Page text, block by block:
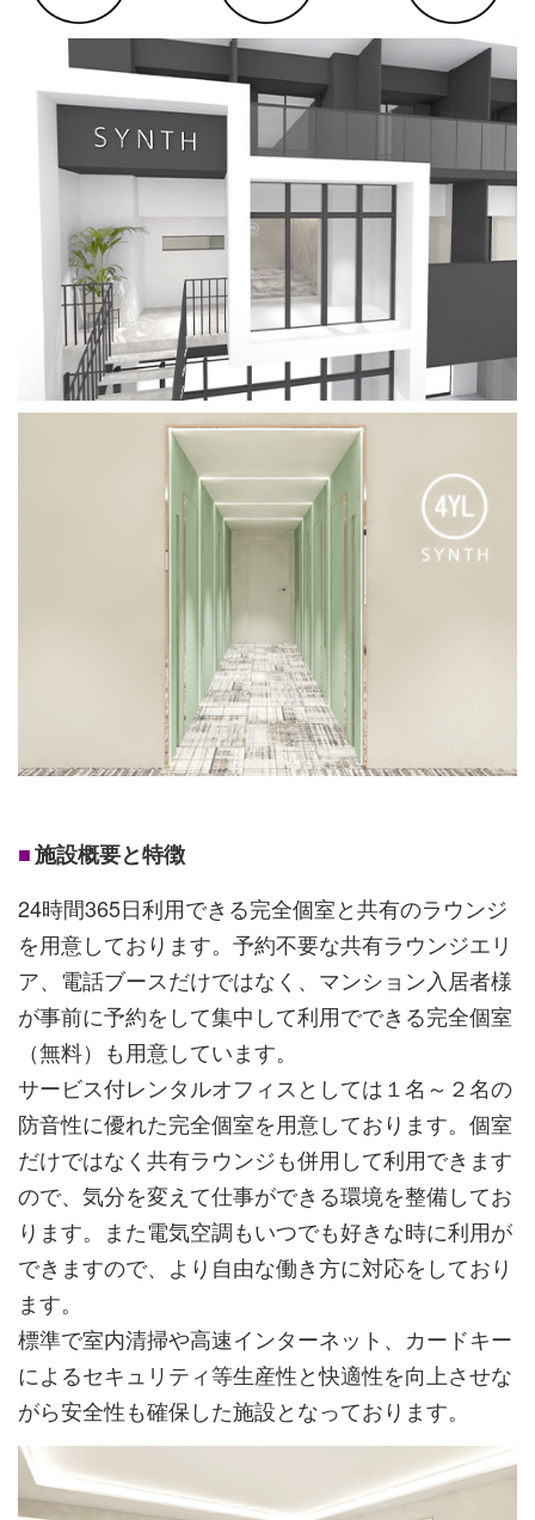
■施設概要と特徴
24時間365日利用できる完全個室と共有のラウンジ
を用意しております。予約不要な共有ラウンジエリ
ア、電話ブースだけではなく、マンション入居者様
が事前に予約をして集中して利用でできる完全個室
（無料）も用意しています。
サービス付レンタルオフィスとしては１名～２名の
防音性に優れた完全個室を用意しております。個室
だけではなく共有ラウンジも併用して利用できます
ので、気分を変えて仕事ができる環境を整備してお
ります。また電気空調もいつでも好きな時に利用が
できますので、より自由な働き方に対応をしており
ます。
標準で室内清掃や高速インターネット、カードキー
によるセキュリティ等生産性と快適性を向上させな
がら安全性も確保した施設となっております。